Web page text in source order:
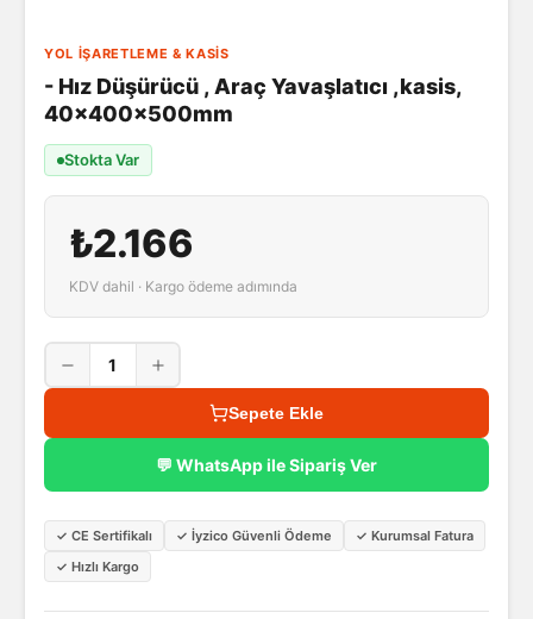
YOL İŞARETLEME & KASIS
- Hız Düşürücü , Araç Yavaşlatıcı ,kasis,
40x400x500mm
Stokta Var
₺2.166
KDV dahil · Kargo ödeme adımında
1
Sepete Ekle
💬 WhatsApp ile Sipariş Ver
✓ CE Sertifikalı ✓ İyzico Güvenli Ödeme ✓ Kurumsal Fatura
✓ Hızlı Kargo